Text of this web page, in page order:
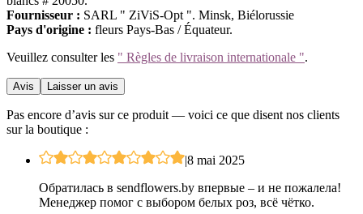
Fournisseur : SARL " ZiViS-Opt ". Minsk, Biélorussie
Pays d'origine : fleurs Pays-Bas / Équateur.
Veuillez consulter les " Règles de livraison internationale ".
Avis Laisser un avis
Pas encore d’avis sur ce produit — voici ce que disent nos clients
sur la boutique :
|8 mai 2025
Обратилась в sendflowers.by впервые – и не пожалела!
Менеджер помог с выбором белых роз, всё чётко.